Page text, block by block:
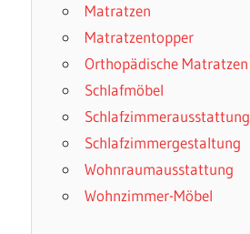
Matratzen
Matratzentopper
Orthopädische Matratzen
Schlafmöbel
Schlafzimmerausstattung
Schlafzimmergestaltung
Wohnraumausstattung
Wohnzimmer-Möbel